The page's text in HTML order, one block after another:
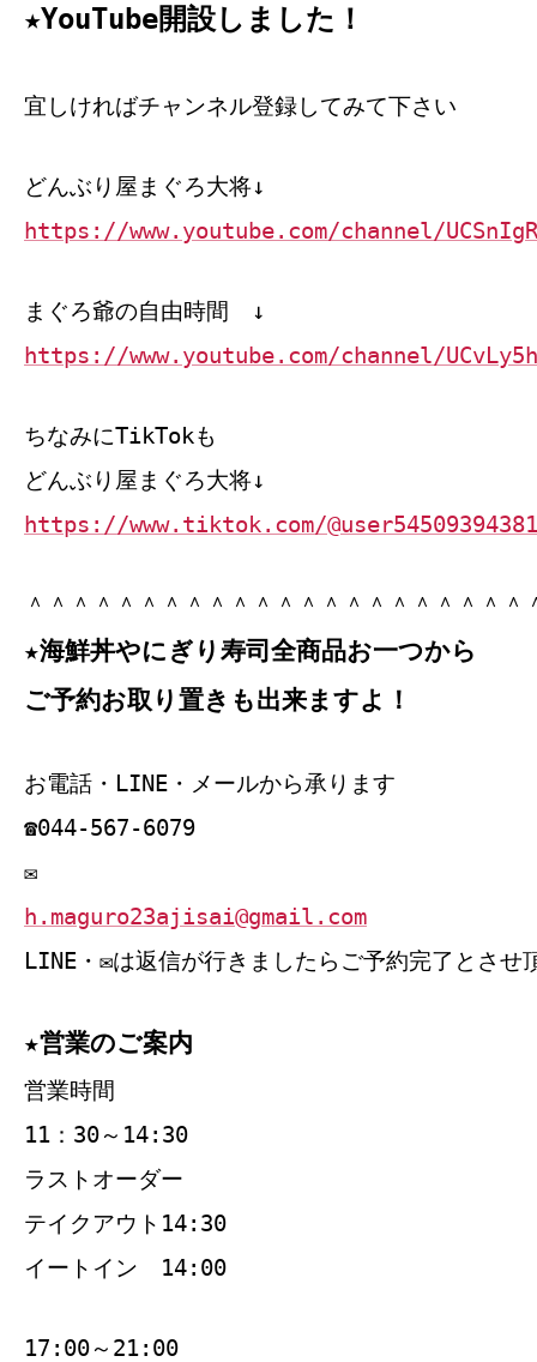
★YouTube開設しました！
宜しければチャンネル登録してみて下さい
どんぶり屋まぐろ大将↓
https://www.youtube.com/channel/
まぐろ爺の自由時間 ↓
https://www.youtube.com/channel/
ちなみにTikTokも
どんぶり屋まぐろ大将↓
https://www.tiktok.com/
＾＾＾＾＾＾＾＾＾＾＾＾＾＾＾＾＾＾＾＾＾
★海鮮丼やにぎり寿司全商品お一つから
ご予約お取り置きも出来ますよ！
お電話・LINE・メールから承ります
☎044‐567‐6079
✉
h.maguro23ajisai@gmail.com
LINE・✉は返信が行きましたらご予約完了とさせ
★営業のご案内
営業時間
11：30～14:30
ラストオーダー
テイクアウト14:30
イートイン 14:00
17:00～21:00